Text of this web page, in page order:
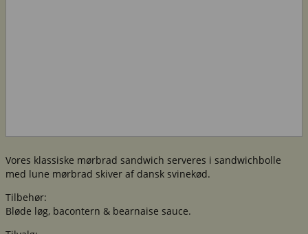
Vores klassiske mørbrad sandwich serveres i sandwichbolle
med lune mørbrad skiver af dansk svinekød.
Tilbehør:
Bløde løg, bacontern & bearnaise sauce.